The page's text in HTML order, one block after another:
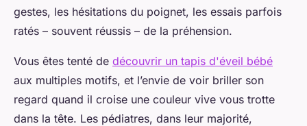
gestes, les hésitations du poignet, les essais parfois
ratés – souvent réussis – de la préhension.
Vous êtes tenté de découvrir un tapis d'éveil bébé
aux multiples motifs, et l’envie de voir briller son
regard quand il croise une couleur vive vous trotte
dans la tête. Les pédiatres, dans leur majorité,